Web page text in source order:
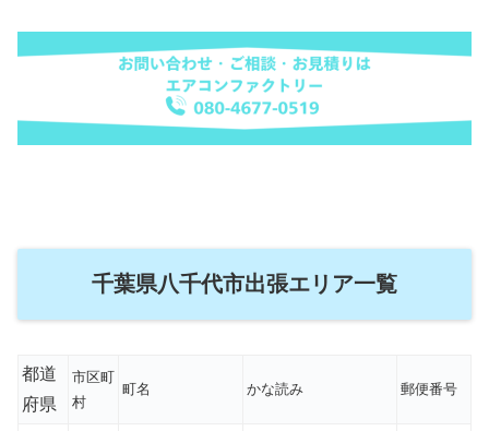
千葉県八千代市出張エリア一覧
都道
府県
市区町
村
町名 かな読み 郵便番号